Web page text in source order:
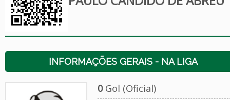
INFORMAÇÕES GERAIS - NA LIGA
0Gol (Oficial)